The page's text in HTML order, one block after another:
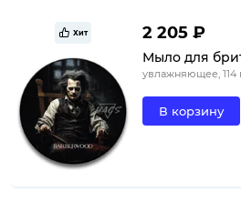
Хит 2 205 ₽
Мыло для
увлажняющее, 114
В корзину